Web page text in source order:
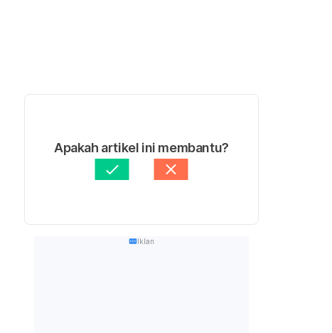
Apakah artikel ini membantu?
Iklan